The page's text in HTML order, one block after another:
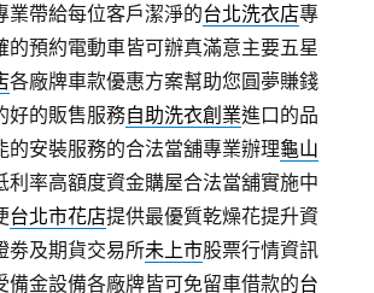
業帶給每位客戶潔淨的台北洗衣店專
的預約電動車皆可辦真滿意主要五星
各廠牌車款優惠方案幫助您圓夢賺錢
好的販售服務自助洗衣創業進口的品
的安裝服務的合法當舖專業辦理龜山
利率高額度資金購屋合法當舖實施中
台北市花店提供最優質乾燥花提升資
劵及期貨交易所未上市股票行情資訊
備金設備各廠牌皆可免留車借款的台